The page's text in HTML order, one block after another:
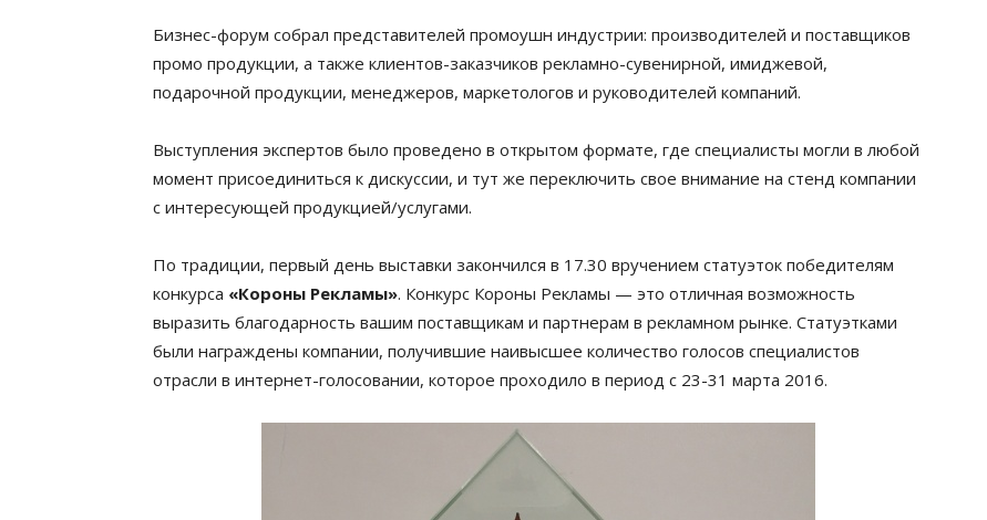
Бизнес-форум собрал представителей промоушн индустрии: производителей и поставщиков
промо продукции, а также клиентов-заказчиков рекламно-сувенирной, имиджевой,
подарочной продукции, менеджеров, маркетологов и руководителей компаний.
Выступления экспертов было проведено в открытом формате, где специалисты могли в любой
момент присоединиться к дискуссии, и тут же переключить свое внимание на стенд компании
с интересующей продукцией/услугами.
По традиции, первый день выставки закончился в 17.30 вручением статуэток победителям
конкурса «Короны Рекламы». Конкурс Короны Рекламы — это отличная возможность
выразить благодарность вашим поставщикам и партнерам в рекламном рынке. Статуэтками
были награждены компании, получившие наивысшее количество голосов специалистов
отрасли в интернет-голосовании, которое проходило в период с 23-31 марта 2016.